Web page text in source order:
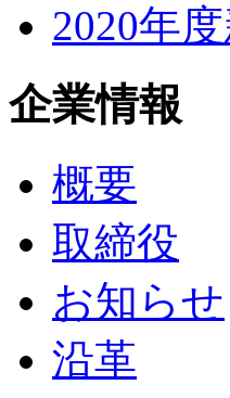
2020年
企業情報
概要
取締役
お知らせ
沿革